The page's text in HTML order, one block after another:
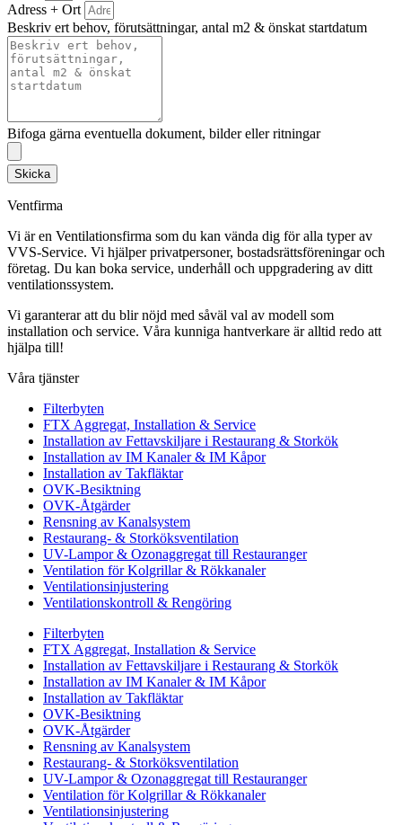
Adress + Ort
Beskriv ert behov, förutsättningar, antal m2 & önskat startdatum
Bifoga gärna eventuella dokument, bilder eller ritningar
Skicka
Ventfirma
Vi är en Ventilationsfirma som du kan vända dig för alla typer av
VVS-Service. Vi hjälper privatpersoner, bostadsrättsföreningar och
företag. Du kan boka service, underhåll och uppgradering av ditt
ventilationssystem.
Vi garanterar att du blir nöjd med såväl val av modell som
installation och service. Våra kunniga hantverkare är alltid redo att
hjälpa till!
Våra tjänster
Filterbyten
FTX Aggregat, Installation & Service
Installation av Fettavskiljare i Restaurang & Storkök
Installation av IM Kanaler & IM Kåpor
Installation av Takfläktar
OVK-Besiktning
OVK-Åtgärder
Rensning av Kanalsystem
Restaurang- & Storköksventilation
UV-Lampor & Ozonaggregat till Restauranger
Ventilation för Kolgrillar & Rökkanaler
Ventilationsinjustering
Ventilationskontroll & Rengöring
Filterbyten
FTX Aggregat, Installation & Service
Installation av Fettavskiljare i Restaurang & Storkök
Installation av IM Kanaler & IM Kåpor
Installation av Takfläktar
OVK-Besiktning
OVK-Åtgärder
Rensning av Kanalsystem
Restaurang- & Storköksventilation
UV-Lampor & Ozonaggregat till Restauranger
Ventilation för Kolgrillar & Rökkanaler
Ventilationsinjustering